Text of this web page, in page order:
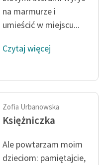
na marmurze i
umieścić w miejscu...
Czytaj więcej
Zofia Urbanowska
Księżniczka
Ale powtarzam moim
dzieciom: pamiętajcie,